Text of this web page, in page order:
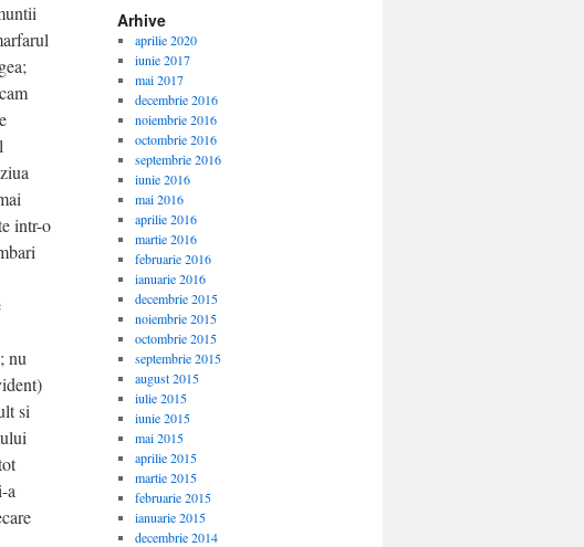
intr-o
nu
si
a
Arhive
aprilie 2020
iunie 2017
mai 2017
decembrie 2016
noiembrie 2016
octombrie 2016
septembrie 2016
iunie 2016
mai 2016
aprilie 2016
martie 2016
februarie 2016
ianuarie 2016
decembrie 2015
noiembrie 2015
octombrie 2015
septembrie 2015
august 2015
iulie 2015
iunie 2015
mai 2015
aprilie 2015
martie 2015
februarie 2015
ianuarie 2015
decembrie 2014